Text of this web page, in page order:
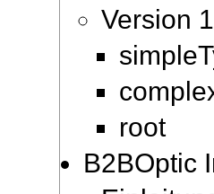
Version
root
B2BOptic